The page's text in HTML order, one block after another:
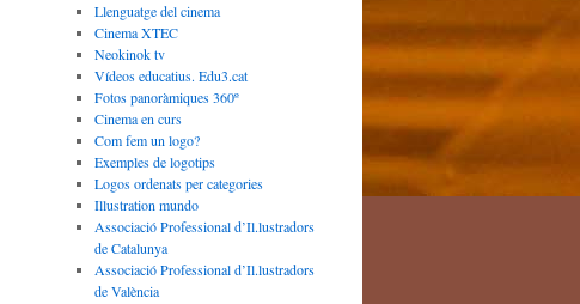
Llenguatge del cinema
Cinema XTEC
Neokinok tv
Vídeos educatius. Edu3.cat
Fotos panoràmiques 360º
Cinema en curs
Com fem un logo?
Exemples de logotips
Logos ordenats per categories
Illustration mundo
Associació Professional d’Il.lustradors
de Catalunya
Associació Professional d’Il.lustradors
de València